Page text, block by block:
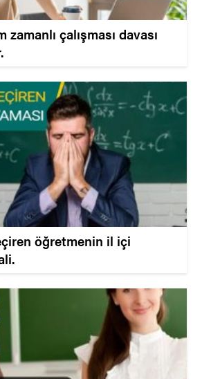
zamanlı çalışması davası
öğretmenin il içi